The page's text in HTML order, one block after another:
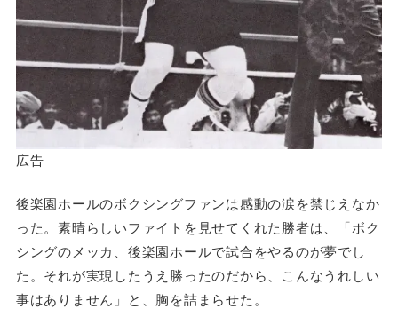
広告
後楽園ホールのボクシングファンは感動の涙を禁じえなか
った。素晴らしいファイトを見せてくれた勝者は、「ボク
シングのメッカ、後楽園ホールで試合をやるのが夢でし
た。それが実現したうえ勝ったのだから、こんなうれしい
事はありません」と、胸を詰まらせた。